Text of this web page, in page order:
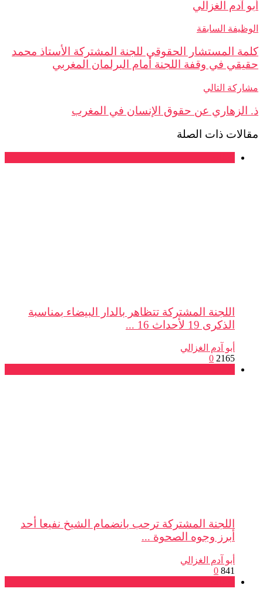
آدم الغزالي
السابقة
المستشار الحقوقي للجنة المشتركة الأستاذ محمد
في وقفة اللجنة أمام البرلمان المغربي
التالي
عن حقوق الإنسان في المغرب
ذات الصلة
بلاغات
اللجنة المشتركة تتظاهر بالدار البيضاء بمناسبة
الذكرى 19 لأحداث 16 ...
أبو آدم الغزالي
2165
0
بلاغات
اللجنة المشتركة ترحب بانضمام الشيخ نفيعا أحد
أبرز وجوه الصحوة ...
أبو آدم الغزالي
0
بلاغات